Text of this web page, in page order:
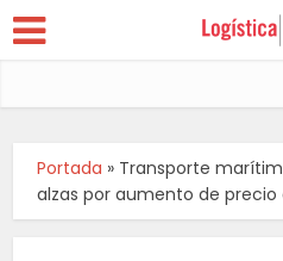
Portada » Transporte
alzas por aumento de precio